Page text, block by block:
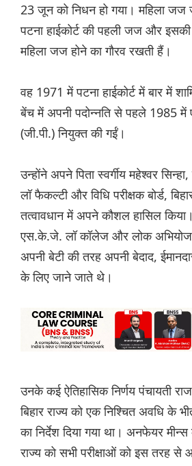
23 जून को निधन हो गया। महिला जज
पटना हाईकोर्ट की पहली जज और इसकी
महिला जज होने का गौरव रखती हैं।
वह 1971 में पटना हाईकोर्ट में बार में
बेंच में अपनी पदोन्नति से पहले 1985 में
(जी.पी.) नियुक्त की गईं।
उन्होंने अपने पिता स्वर्गीय महेश्वर
लॉ फैकल्टी और विधि परीक्षक बोर्ड,
तत्वावधान में अपने कौशल हासिल किया।
एस.के.जे. लॉ कॉलेज और लोक
अपनी बेटी की तरह अपनी बेदाद,
के लिए जाने जाते थे।
उनके कई ऐतिहासिक निर्णय पंचायती
बिहार राज्य को एक निश्चित अवधि के
का निर्देश दिया गया था। अनफेयर
राज्य को सभी परीक्षाओं को इस तरह